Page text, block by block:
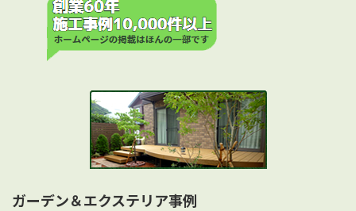
ガーデン＆エクステリア事例